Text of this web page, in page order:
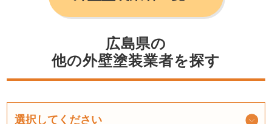
広島県の
他の外壁塗装業者を探す